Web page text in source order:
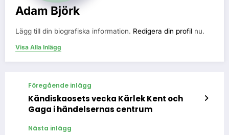
Adam Björk
Lägg till din biografiska information. Redigera din profil nu.
Visa Alla Inlägg
Föregående inlägg
Kändiskaosets vecka Kärlek Kent och
Gaga i händelsernas centrum
Nästa inlägg